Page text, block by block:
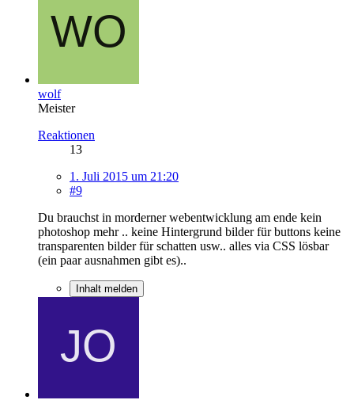
wolf
Meister
Reaktionen
13
1. Juli 2015 um 21:20
#9
Du brauchst in morderner webentwicklung am ende kein
photoshop mehr .. keine Hintergrund bilder für buttons keine
transparenten bilder für schatten usw.. alles via CSS lösbar
(ein paar ausnahmen gibt es)..
Inhalt melden